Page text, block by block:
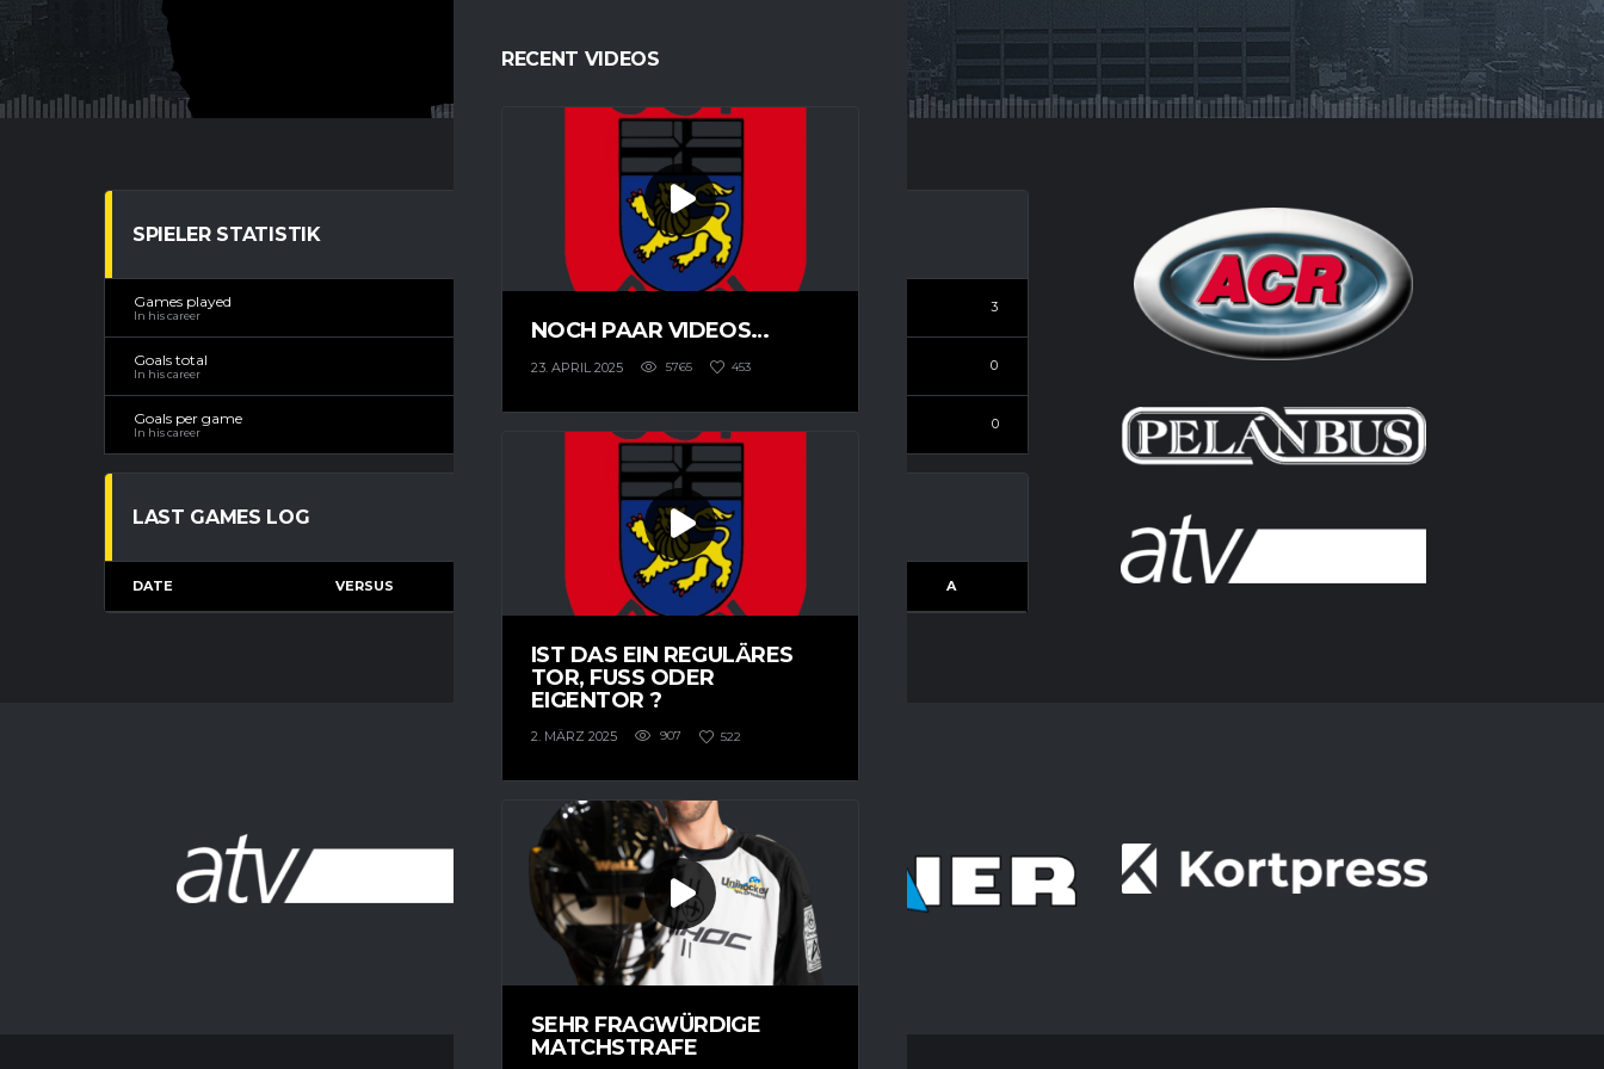
RECENT VIDEOS
NOCH PAAR VIDEOS…
23. APRIL 2025 5765 453
IST DAS EIN REGULÄRES
TOR, FUSS ODER E
IGENTOR ?
2. MÄRZ 2025 907 522
SEHR FRAGWÜRDIGE
MATCHSTRAFE
SPIELER STATISTIK
Games played
In his career
3
Goals total
In his career
3 Assists total
In his career
0
Goals per game
In his career In his career
0
LAST GAMES LOG
DATE VERSUS RESULTS A